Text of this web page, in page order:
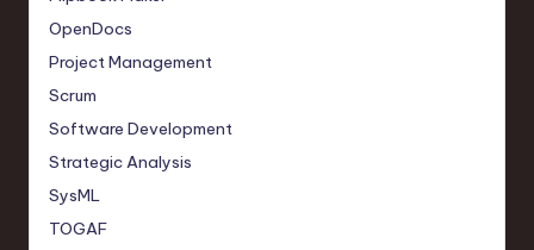
OpenDocs
Project Management
Scrum
Software Development
Strategic Analysis
SysML
TOGAF